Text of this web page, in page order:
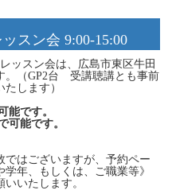
スン会 9:00-15:00
ッスン会は、広島市東区牛田
。（GP2台 受講聴講とも事前
します）
能です。
可能です。
ではございますが、予約ペー
年、もしくは、ご職業等》
いたします。